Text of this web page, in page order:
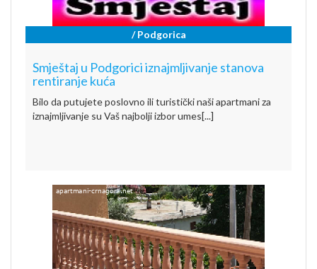
/ Podgorica
Smještaj u Podgorici iznajmljivanje stanova
rentiranje kuća
Bilo da putujete poslovno ili turistički naši apartmani za
iznajmljivanje su Vaš najbolji izbor umes[...]